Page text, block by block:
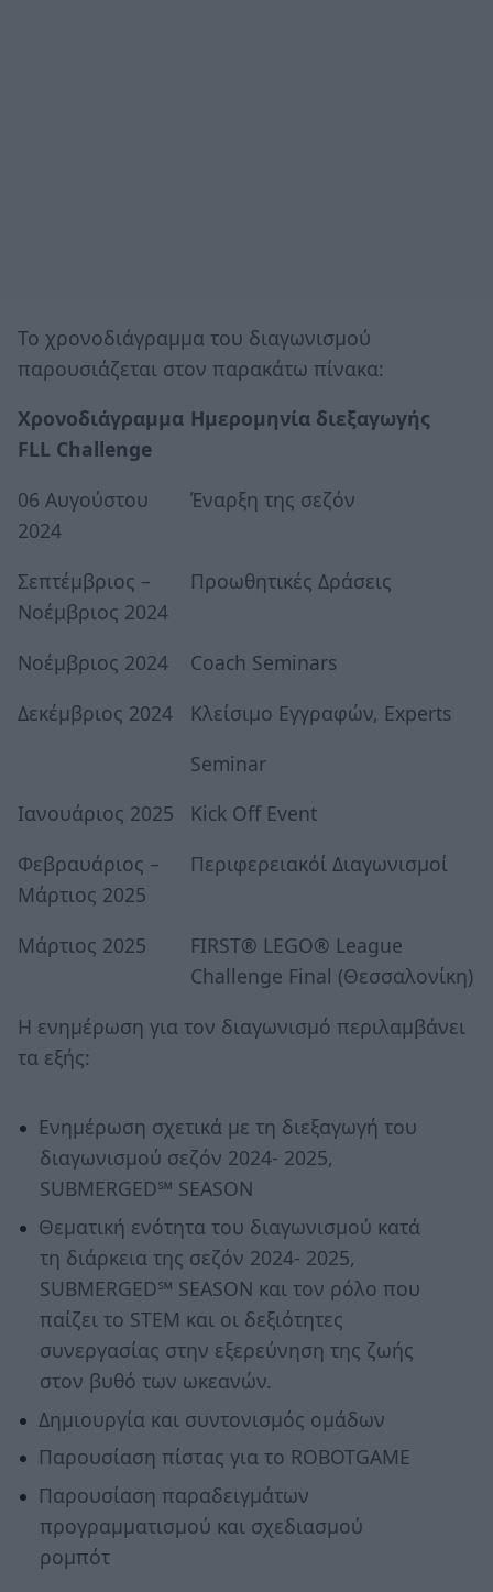
Το χρονοδιάγραμμα του διαγωνισμού
παρουσιάζεται στον παρακάτω πίνακα:
Χρονοδιάγραμμα
FLL Challenge
Ημερομηνία διεξαγωγής
06 Αυγούστου
2024
Έναρξη της σεζόν
Σεπτέμβριος –
Νοέμβριος 2024
Προωθητικές Δράσεις
Νοέμβριος 2024
Coach Seminars
Δεκέμβριος 2024
Κλείσιμο Εγγραφών, Experts
Seminar
Ιανουάριος 2025
Kick Off Event
Φεβραυάριος –
Μάρτιος 2025
Περιφερειακόί Διαγωνισμοί
Μάρτιος 2025
FIRST® LEGO® League
Challenge Final (Θεσσαλονίκη)
Η ενημέρωση για τον διαγωνισμό περιλαμβάνει
τα εξής:
Ενημέρωση σχετικά με τη διεξαγωγή του
διαγωνισμού σεζόν 2024- 2025,
SUBMERGED℠ SEASON
Θεματική ενότητα του διαγωνισμού κατά
τη διάρκεια της σεζόν 2024- 2025,
SUBMERGED℠ SEASON και τον ρόλο που
παίζει το STEM και οι δεξιότητες
συνεργασίας στην εξερεύνηση της ζωής
στον βυθό των ωκεανών.
Δημιουργία και συντονισμός ομάδων
Παρουσίαση πίστας για το ROBOTGAME
Παρουσίαση παραδειγμάτων
προγραμματισμού και σχεδιασμού
ρομπότ